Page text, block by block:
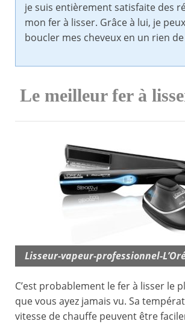
je suis entièrement satisfaite des
mon fer à lisser. Grâce à lui, je
boucler mes cheveux en un rien
Le meilleur fer à
Lisseur-vapeur-professionnel-
C’est probablement le fer à lisser le
que vous ayez jamais vu. Sa
vitesse de chauffe peuvent être